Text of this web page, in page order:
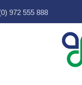
972 555 888